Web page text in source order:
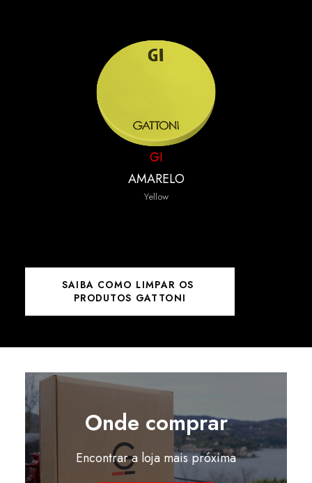
GI
AMARELO
Yellow
SAIBA COMO LIMPAR OS
PRODUTOS GATTONI
Onde comprar
Encontrar a loja mais próxima